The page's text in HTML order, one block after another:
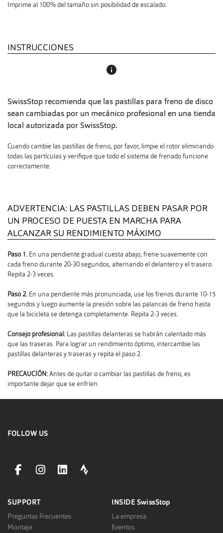
Imprime al 100% del tamaño sin posibilidad de escalado.
INSTRUCCIONES
info
SwissStop recomienda que las pastillas para freno de disco
sean cambiadas por un mecánico profesional en una tienda
local autorizada por SwissStop.
Cuando cambie las pastillas de freno, por favor, limpie el rotor eliminando
todas las partículas y verifique que todo el sistema de frenado funcione
correctamente.
ADVERTENCIA: LAS PASTILLAS DEBEN PASAR POR
UN PROCESO DE PUESTA EN MARCHA PARA
ALCANZAR SU RENDIMIENTO MÁXIMO
Paso 1. En una pendiente gradual cuesta abajo, frene suavemente con
cada freno durante 20-30 segundos, alternando el delantero y el trasero.
Repita 2-3 veces.
Paso 2. En una pendiente más pronunciada, use los frenos durante 10-15
segundos y luego aumente la presión sobre las palancas de freno hasta
que la bicicleta se detenga completamente. Repita 2-3 veces.
Consejo profesional: Las pastillas delanteras se habrán calentado más
que las traseras. Para lograr un rendimiento óptimo, intercambie las
pastillas delanteras y traseras y repita el paso 2.
PRECAUCIÓN:Antes de quitar o cambiar las pastillas de freno, es
importante dejar que se enfríen.
FOLLOW US
facebookLink
instagramLink
linkedinLinkstravaLink
SUPPORT
Preguntas Frecuentes
Montaje
INSIDE SwissStop
La empresa
Eventos